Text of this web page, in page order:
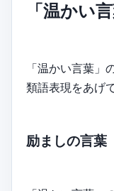
「温かい
「温かい言葉」
類語表現をあげ
励ましの言葉